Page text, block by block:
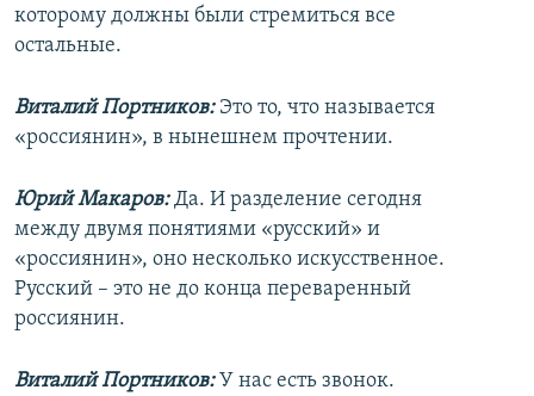
которому должны были стремиться все
остальные.
Виталий Портников:Это то, что называется
«россиянин», в нынешнем прочтении.
Юрий Макаров:Да. И разделение сегодня
между двумя понятиями «русский» и
«россиянин», оно несколько искусственное.
Русский – это не до конца переваренный
россиянин.
Виталий Портников:У нас есть звонок.